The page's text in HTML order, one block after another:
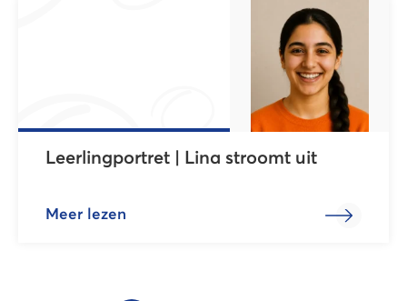
Leerlingportret | Lina stroomt uit
Meer lezen